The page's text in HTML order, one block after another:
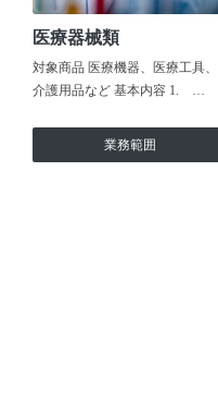
医療器械類
対象商品 医療機器、医療工具、
介護用品など 基本内容 1. …
業務範囲